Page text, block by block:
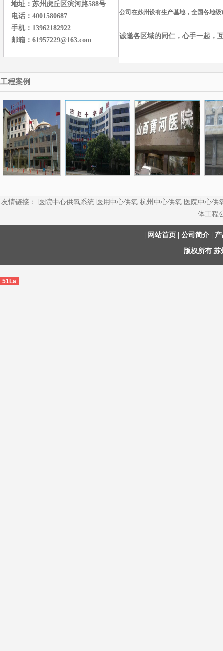
地址：苏州虎丘区滨河路588号
电话：4001580687
手机：13962182922
邮箱：61957229@163.com
公司在苏州设有生产基地，全国各地
诚邀各区域的同仁，心手一起，
工程案例
友情链接： 医院中心供氧系统 医用中心供氧 杭州中心供氧 医院中心供
体工程
网站首页| 公司简介| 产
版权所有 苏
...
51La